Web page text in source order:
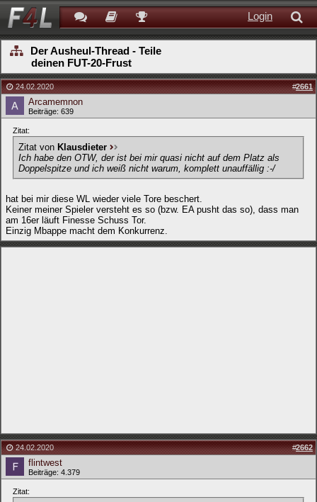
Login
Der Ausheul-Thread - Teile
deinen FUT-20-Frust
24.02.2020 #2661
Arcamemnon
Beiträge: 639
Zitat:
Zitat von Klausdieter
Ich habe den OTW, der ist bei mir quasi nicht auf dem Platz als
Doppelspitze und ich weiß nicht warum, komplett unauffällig :-/
hat bei mir diese WL wieder viele Tore beschert.
Keiner meiner Spieler versteht es so (bzw. EA pusht das so), dass man
am 16er läuft Finesse Schuss Tor.
Einzig Mbappe macht dem Konkurrenz.
24.02.2020 #2662
flintwest
Beiträge: 4.379
Zitat: